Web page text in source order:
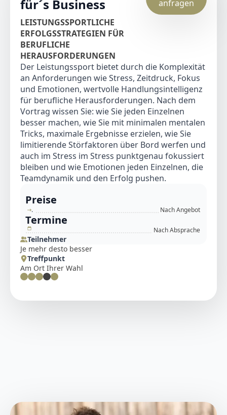
für´s Business
LEISTUNGSSPORTLICHE
ERFOLGSSTRATEGIEN FÜR
BERUFLICHE
HERAUSFORDERUNGEN
anfragen
Der Leistungssport bietet durch die Komplexität
an Anforderungen wie Stress, Zeitdruck, Fokus
und Emotionen, wertvolle Handlungsintelligenz
für berufliche Herausforderungen. Nach dem
Vortrag wissen Sie: wie Sie jeden Einzelnen
besser machen, wie Sie mit minimalen mentalen
Tricks, maximale Ergebnisse erzielen, wie Sie
limitierende Störfaktoren über Bord werfen und
auch im Stress im Stress punktgenau fokussiert
bleiben und wie Emotionen jeden Einzelnen, die
Teamdynamik und den Erfolg pushen.
Preise
. Nach Angebot
Termine
Nach Absprache
Teilnehmer
Je mehr desto besser
Treffpunkt
Am Ort Ihrer Wahl